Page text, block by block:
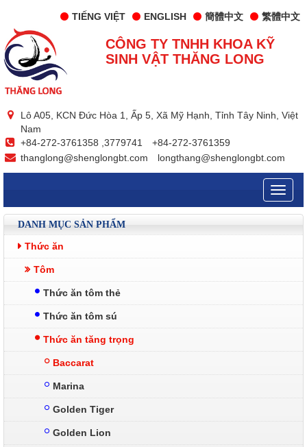
TIẾNG VIỆT ENGLISH 簡體中文 繁體中文
CÔNG TY TNHH KHOA KỸ
SINH VẬT THĂNG LONG
Lô A05, KCN Đức Hòa 1, Ấp 5, Xã Mỹ Hạnh, Tỉnh Tây Ninh, Việt
Nam
+84-272-3761358 ,3779741
+84-272-3761359
thanglong@shenglongbt.com
longthang@shenglongbt.com
Toggle
DANH MỤC SẢN PHẨM
Thức ăn
Tôm
Thức ăn tôm thẻ
Thức ăn tôm sú
Thức ăn tăng trọng
Baccarat
Marina
Golden Tiger
Golden Lion